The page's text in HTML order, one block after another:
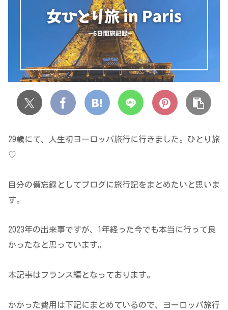
29歳にて、人生初ヨーロッパ旅行に行きました。ひとり旅
♡
自分の備忘録としてブログに旅行記をまとめたいと思いま
す。
2023年の出来事ですが、1年経った今でも本当に行って良
かったなと思っています。
本記事はフランス編となっております。
かかった費用は下記にまとめているので、ヨーロッパ旅行